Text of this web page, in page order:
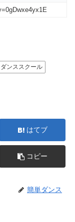
ダンススクール
はてブ
コピー
簡単ダンス